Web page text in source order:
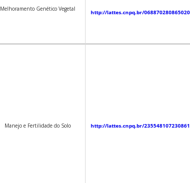
Melhoramento Genético Vegetal http://lattes.cnpq.br/
Manejo e Fertilidade do Solo http://lattes.cnpq.br/